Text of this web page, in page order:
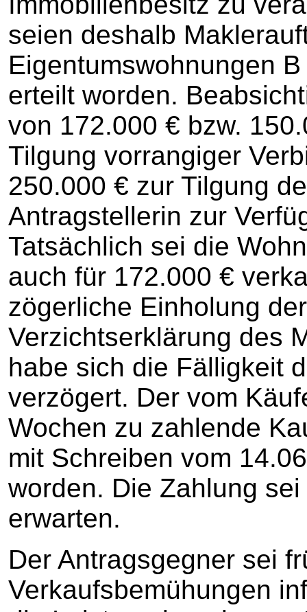
seien deshalb
Eigentumswohnungen
erteilt worden.
von 172.000 € bzw.
Tilgung vorrangiger
250.000 € zur Tilgung
Antragstellerin zur
Tatsächlich sei die
auch für 172.000 €
zögerliche Einholung
Verzichtserklärung des
habe sich die Fälligkeit
verzögert. Der vom
Wochen zu zahlende
mit Schreiben vom
worden. Die Zahlung
erwarten.
Der Antragsgegner sei
Verkaufsbemühungen